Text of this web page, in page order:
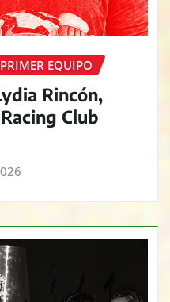
PRIMER EQUIPO
Rincón,
Club